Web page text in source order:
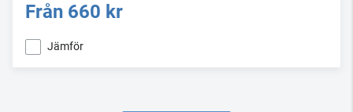
Från 660 kr
Jämför